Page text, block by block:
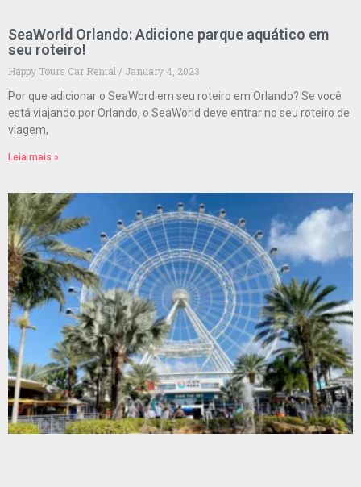
SeaWorld Orlando: Adicione parque aquático em
seu roteiro!
Happy Tours Car Rental
January 4, 2023
Por que adicionar o SeaWord em seu roteiro em Orlando? Se você
está viajando por Orlando, o SeaWorld deve entrar no seu roteiro de
viagem,
Leia mais »